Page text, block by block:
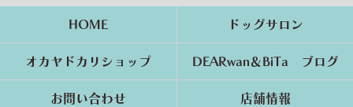
HOME ドッグサロン
オカヤドカリショップ DEARwan＆BiTa ブログ
お問い合わせ 店舗情報